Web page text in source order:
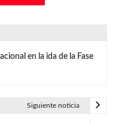
en la ida de la Fase
Siguiente noticia